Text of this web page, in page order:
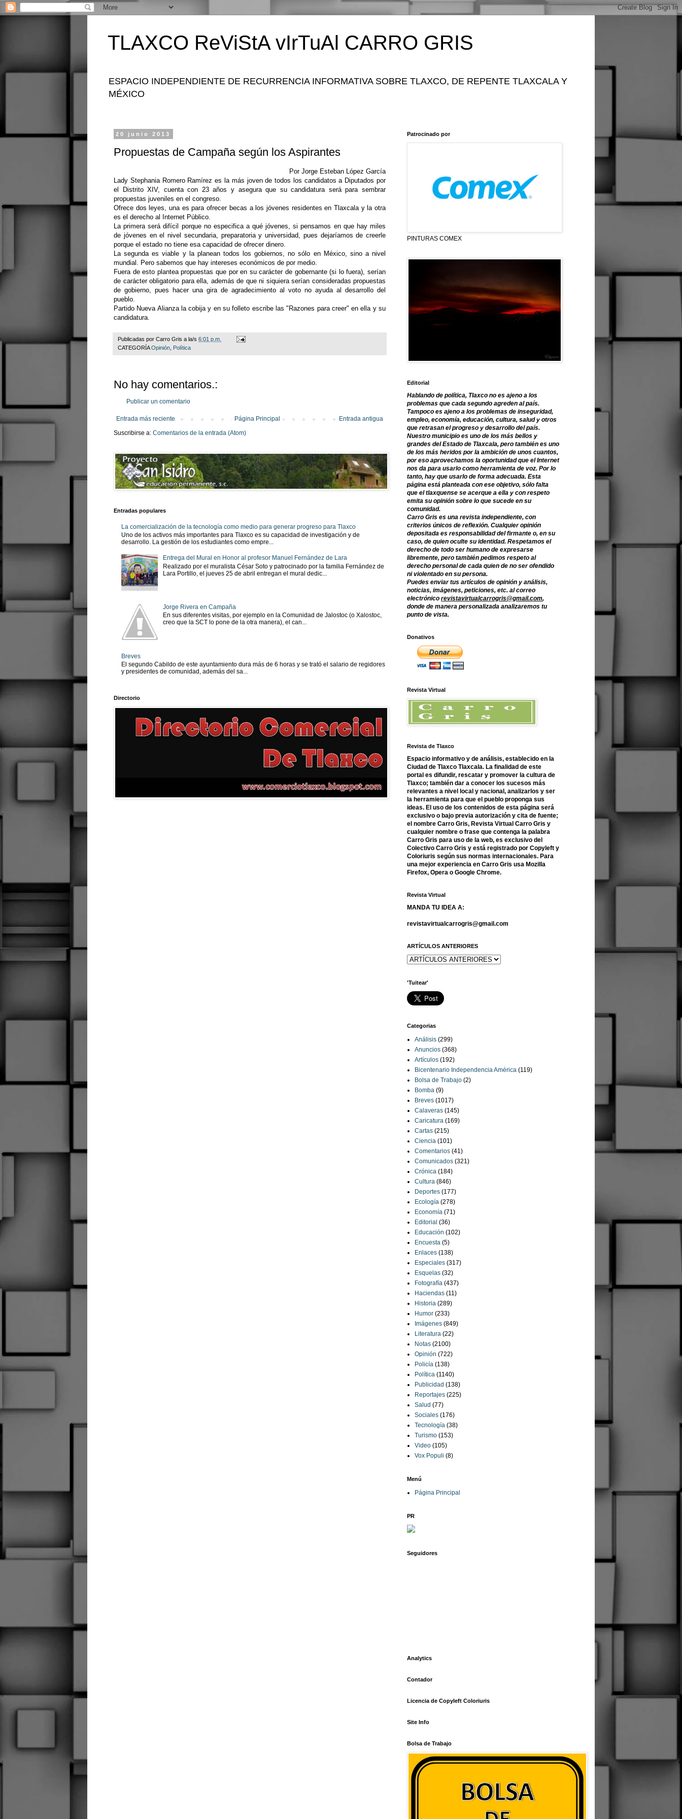
TLAXCO ReViStA vIrTuAl CARRO GRIS
ESPACIO INDEPENDIENTE DE RECURRENCIA INFORMATIVA SOBRE TLAXCO, DE REPENTE TLAXCALA Y
MÉXICO
20 junio 2013
Propuestas de Campaña según los Aspirantes
Por Jorge Esteban López García
Lady Stephania Romero Ramírez es la más joven de todos los candidatos a Diputados por
el Distrito XIV, cuenta con 23 años y asegura que su candidatura será para sembrar
propuestas juveniles en el congreso.
Ofrece dos leyes, una es para ofrecer becas a los jóvenes residentes en Tlaxcala y la otra
es el derecho al Internet Público.
La primera será difícil porque no especifica a qué jóvenes, si pensamos en que hay miles
de jóvenes en el nivel secundaria, preparatoria y universidad, pues dejaríamos de creerle
porque el estado no tiene esa capacidad de ofrecer dinero.
La segunda es viable y la planean todos los gobiernos, no sólo en México, sino a nivel
mundial. Pero sabemos que hay intereses económicos de por medio.
Fuera de esto plantea propuestas que por en su carácter de gobernante (si lo fuera), serían
de carácter obligatorio para ella, además de que ni siquiera serían consideradas propuestas
de gobierno, pues hacer una gira de agradecimiento al voto no ayuda al desarrollo del
pueblo.
Partido Nueva Alianza la cobija y en su folleto escribe las "Razones para creer" en ella y su
candidatura.
Publicadas por Carro Gris a la/s 6:01 p.m.
CATEGORÍAOpinión Política
No hay comentarios.:
Publicar un comentario
Entrada más reciente Entrada antigua
Página Principal
Suscribirse a: Comentarios de la entrada (Atom)
Entradas populares
La comercialización de la tecnología como medio para generar progreso para Tlaxco
Uno de los activos más importantes para Tlaxco es su capacidad de investigación y de
desarrollo. La gestión de los estudiantes como empre...
Entrega del Mural en Honor al profesor Manuel Fernández de Lara
Realizado por el muralista César Soto y patrocinado por la familia Fernández de
Lara Portillo, el jueves 25 de abril entregan el mural dedic...
Jorge Rivera en Campaña
En sus diferentes visitas, por ejemplo en la Comunidad de Jalostoc (o Xalostoc,
creo que la SCT lo pone de la otra manera), el can...
Breves
El segundo Cabildo de este ayuntamiento dura más de 6 horas y se trató el salario de regidores
y presidentes de comunidad, además del sa...
Directorio
Patrocinado por
PINTURAS COMEX
Editorial
Hablando de política, Tlaxco no es ajeno a los
problemas que cada segundo agreden al país.
Tampoco es ajeno a los problemas de inseguridad,
empleo, economía, educación, cultura, salud y otros
que retrasan el progreso y desarrollo del país.
Nuestro municipio es uno de los más bellos y
grandes del Estado de Tlaxcala, pero también es uno
de los más heridos por la ambición de unos cuantos,
por eso aprovechamos la oportunidad que el Internet
nos da para usarlo como herramienta de voz. Por lo
tanto, hay que usarlo de forma adecuada. Esta
página está planteada con ese objetivo, sólo falta
que el tlaxquense se acerque a ella y con respeto
emita su opinión sobre lo que sucede en su
comunidad.
Carro Gris es una revista independiente, con
criterios únicos de reflexión. Cualquier opinión
depositada es responsabilidad del firmante o, en su
caso, de quien oculte su identidad. Respetamos el
derecho de todo ser humano de expresarse
libremente, pero también pedimos respeto al
derecho personal de cada quien de no ser ofendido
ni violentado en su persona.
Puedes enviar tus artículos de opinión y análisis,
noticias, imágenes, peticiones, etc. al correo
electrónico revistavirtualcarrogris@gmail.com,
donde de manera personalizada analizaremos tu
punto de vista.
Donativos
Revista Virtual
Revista de Tlaxco
Espacio informativo y de análisis, establecido en la
Ciudad de Tlaxco Tlaxcala. La finalidad de este
portal es difundir, rescatar y promover la cultura de
Tlaxco; también dar a conocer los sucesos más
relevantes a nivel local y nacional, analizarlos y ser
la herramienta para que el pueblo proponga sus
ideas. El uso de los contenidos de esta página será
exclusivo o bajo previa autorización y cita de fuente;
el nombre Carro Gris, Revista Virtual Carro Gris y
cualquier nombre o frase que contenga la palabra
Carro Gris para uso de la web, es exclusivo del
Colectivo Carro Gris y está registrado por Copyleft y
Coloriuris según sus normas internacionales. Para
una mejor experiencia en Carro Gris usa Mozilla
Firefox, Opera o Google Chrome.
Revista Virtual
MANDA TU IDEA A:
revistavirtualcarrogris@gmail.com
ARTÍCULOS ANTERIORES
'Tuitear'
Categorias
Análisis (299)
Anuncios (368)
Artículos (192)
Bicentenario Independencia América (119)
Bolsa de Trabajo (2)
Bomba (9)
Breves (1017)
Calaveras (145)
Caricatura (169)
Cartas (215)
Ciencia (101)
Comentarios (41)
Comunicados (321)
Crónica (184)
Cultura (846)
Deportes (177)
Ecología (278)
Economía (71)
Editorial (36)
Educación (102)
Encuesta (5)
Enlaces (138)
Especiales (317)
Esquelas (32)
Fotografía (437)
Haciendas (11)
Historia (289)
Humor (233)
Imágenes (849)
Literatura (22)
Notas (2100)
Opinión (722)
Policía (138)
Política (1140)
Publicidad (138)
Reportajes (225)
Salud (77)
Sociales (176)
Tecnología (38)
Turismo (153)
Video (105)
Vox Populi (8)
Menú
Página Principal
PR
Seguidores
Analytics
Contador
Licencia de Copyleft Coloriuris
Site Info
Bolsa de Trabajo